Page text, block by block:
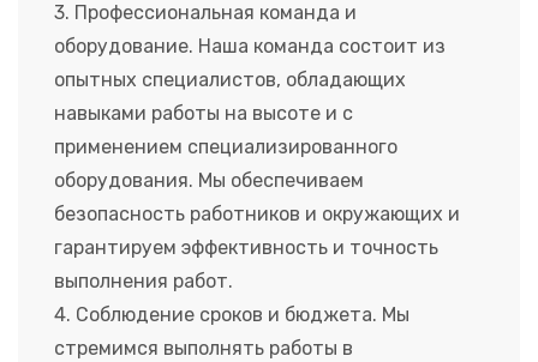
3. Профессиональная команда и
оборудование. Наша команда состоит из
опытных специалистов, обладающих
навыками работы на высоте и с
применением специализированного
оборудования. Мы обеспечиваем
безопасность работников и окружающих и
гарантируем эффективность и точность
выполнения работ.
4. Соблюдение сроков и бюджета. Мы
стремимся выполнять работы в